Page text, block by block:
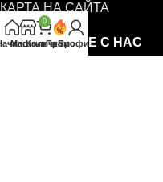
КАРТА НА САЙТА
СВЪРЖЕТЕ СЕ С НАС
Магазин
0
Количка
Промо
Профил